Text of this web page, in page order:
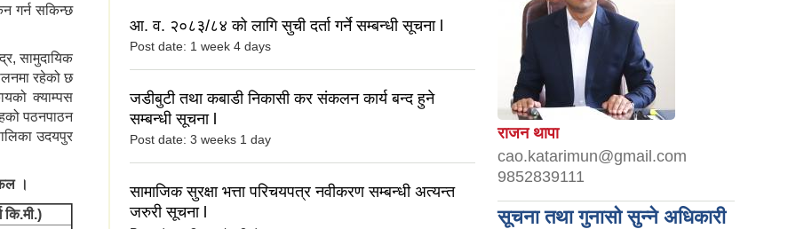
गर्न सकिन्छ
सामुदायिक
रहेको छ
क्याम्पस
पठनपाठन
उदयपुर
।
कि.मी.)
आ. व. २०८३/८४ को लागि सुची दर्ता गर्ने सम्बन्धी सूचना l
Post date: 1 week 4 days
जडीबुटी तथा कबाडी निकासी कर संकलन कार्य बन्द हुने
सम्बन्धी सूचना l
Post date: 3 weeks 1 day
सामाजिक सुरक्षा भत्ता परिचयपत्र नवीकरण सम्बन्धी अत्यन्त
जरुरी सूचना l
राजन थापा
cao.katarimun@gmail.com
9852839111
सूचना तथा गुनासो सुन्ने अधिकारी